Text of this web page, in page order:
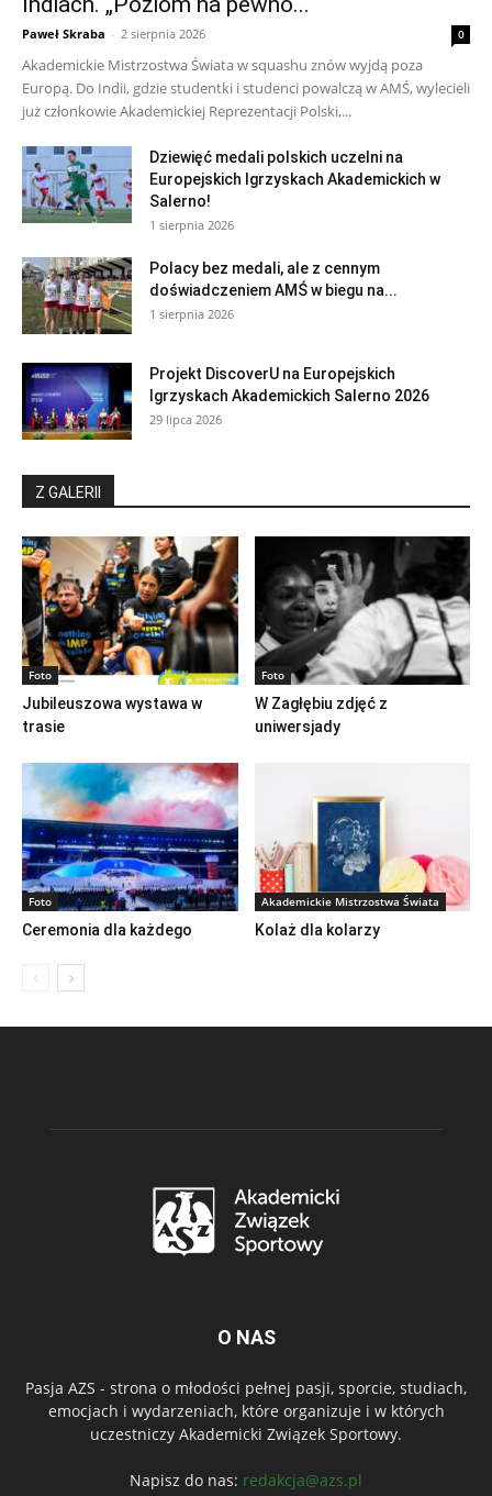
Paweł Skraba - 2 sierpnia 2026 0
Akademickie Mistrzostwa Świata w squashu znów wyjdą poza
Europą. Do Indii, gdzie studentki i studenci powalczą w AMŚ, wylecieli
już członkowie Akademickiej Reprezentacji Polski,...
Dziewięć medali polskich uczelni na
Europejskich Igrzyskach Akademickich w
Salerno!
1 sierpnia 2026
Polacy bez medali, ale z cennym
doświadczeniem AMŚ w biegu na...
1 sierpnia 2026
Projekt DiscoverU na Europejskich
Igrzyskach Akademickich Salerno 2026
29 lipca 2026
Z GALERII
Foto
Jubileuszowa wystawa w
trasie
Foto
W Zagłębiu zdjęć z
uniwersjady
Foto
Ceremonia dla każdego
Akademickie Mistrzostwa Świata
Kolaż dla kolarzy
O NAS
Pasja AZS - strona o młodości pełnej pasji, sporcie, studiach,
emocjach i wydarzeniach, które organizuje i w których
uczestniczy Akademicki Związek Sportowy.
Napisz do nas: redakcja@azs.pl